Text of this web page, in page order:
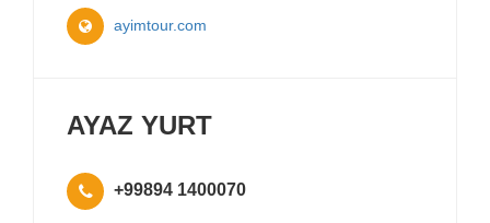
ayimtour.com
AYAZ YURT
+99894 1400070